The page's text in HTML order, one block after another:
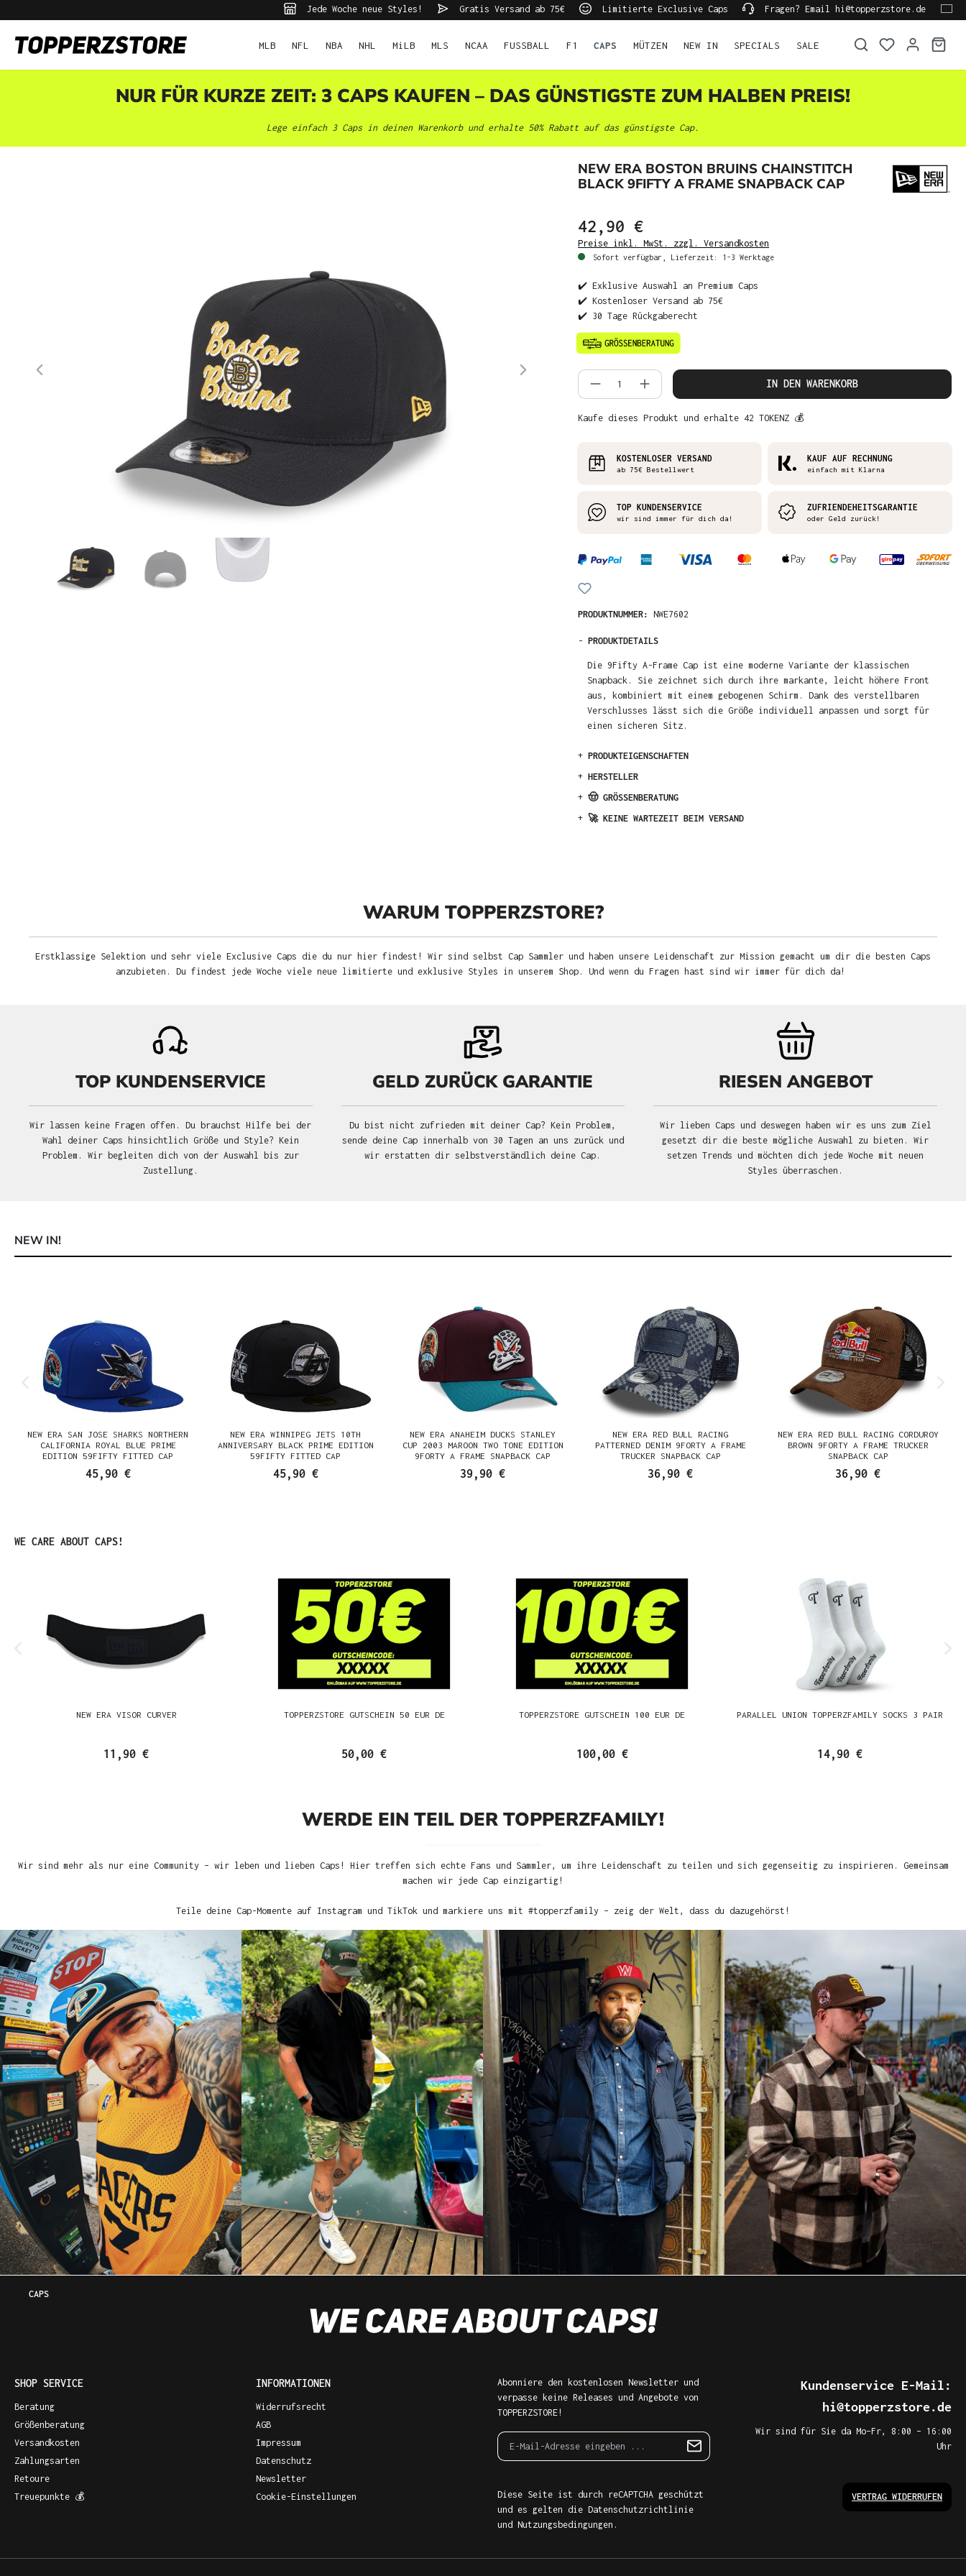
Jede Woche neue Styles! Gratis Versand ab 75€ Limitierte Exclusive Caps Fragen? Email hi@topperzstore.de
MLB NFL NBA NHL MiLB MLS NCAA FUSSBALL F1 CAPS MÜTZEN NEW IN SPECIALS SALE
NUR FÜR KURZE ZEIT: 3 CAPS KAUFEN – DAS GÜNSTIGSTE ZUM HALBEN PREIS!
Lege einfach 3 Caps in deinen Warenkorb und erhalte 50% Rabatt auf das günstigste Cap.
NEW ERA BOSTON BRUINS CHAINSTITCH
BLACK 9FIFTY A FRAME SNAPBACK CAP
42,90 €
Preise inkl. MwSt. zzgl. Versandkosten
Sofort verfügbar, Lieferzeit: 1-3 Werktage
✔️ Exklusive Auswahl an Premium Caps
✔️ Kostenloser Versand ab 75€
✔️ 30 Tage Rückgaberecht
Produkt Anzahl: Gib den gewünschten Wert
IN DEN WARENKORB
Kaufe dieses Produkt und erhalte 42 TOKENZ 💰
KOSTENLOSER VERSAND
ab 75€ Bestellwert
KAUF AUF RECHNUNG
einfach mit Klarna
TOP KUNDENSERVICE
wir sind immer für dich da!
ZUFRIENDEHEITSGARANTIE
oder Geld zurück!
PRODUKTNUMMER: NWE7602
- PRODUKTDETAILS
Die 9Fifty A-Frame Cap ist eine moderne Variante der klassischen
Snapback. Sie zeichnet sich durch ihre markante, leicht höhere Front
aus, kombiniert mit einem gebogenen Schirm. Dank des verstellbaren
Verschlusses lässt sich die Größe individuell anpassen und sorgt für
einen sicheren Sitz.
+ PRODUKTEIGENSCHAFTEN
+ HERSTELLER
+ 🤠 GRÖSSENBERATUNG
+ 🚀 KEINE WARTEZEIT BEIM VERSAND
WARUM TOPPERZSTORE?
Erstklassige Selektion und sehr viele Exclusive Caps die du nur hier findest! Wir sind selbst Cap Sammler und haben unsere Leidenschaft zur Mission gemacht um dir die besten Caps
anzubieten. Du findest jede Woche viele neue limitierte und exklusive Styles in unserem Shop. Und wenn du Fragen hast sind wir immer für dich da!
TOP KUNDENSERVICE
Wir lassen keine Fragen offen. Du brauchst Hilfe bei der
Wahl deiner Caps hinsichtlich Größe und Style? Kein
Problem. Wir begleiten dich von der Auswahl bis zur
Zustellung.
GELD ZURÜCK GARANTIE
Du bist nicht zufrieden mit deiner Cap? Kein Problem,
sende deine Cap innerhalb von 30 Tagen an uns zurück und
wir erstatten dir selbstverständlich deine Cap.
RIESEN ANGEBOT
Wir lieben Caps und deswegen haben wir es uns zum Ziel
gesetzt dir die beste mögliche Auswahl zu bieten. Wir
setzen Trends und möchten dich jede Woche mit neuen
Styles überraschen.
NEW IN!
NEW ERA SAN JOSE SHARKS NORTHERN
CALIFORNIA ROYAL BLUE PRIME
EDITION 59FIFTY FITTED CAP
45,90 €
NEW ERA WINNIPEG JETS 10TH
ANNIVERSARY BLACK PRIME EDITION
59FIFTY FITTED CAP
45,90 €
NEW ERA ANAHEIM DUCKS STANLEY
CUP 2003 MAROON TWO TONE EDITION
9FORTY A FRAME SNAPBACK CAP
39,90 €
NEW ERA RED BULL RACING
PATTERNED DENIM 9FORTY A FRAME
TRUCKER SNAPBACK CAP
36,90 €
NEW ERA RED BULL RACING CORDUROY
BROWN 9FORTY A FRAME TRUCKER
SNAPBACK CAP
36,90 €
Produktgalerie überspringen
WE CARE ABOUT CAPS!
NEW ERA VISOR CURVER
11,90 €
TOPPERZSTORE GUTSCHEIN 50 EUR DE
50,00 €
TOPPERZSTORE GUTSCHEIN 100 EUR DE
100,00 €
PARALLEL UNION TOPPERZFAMILY SOCKS 3 PAIR
14,90 €
WERDE EIN TEIL DER TOPPERZFAMILY!
Wir sind mehr als nur eine Community – wir leben und lieben Caps! Hier treffen sich echte Fans und Sammler, um ihre Leidenschaft zu teilen und sich gegenseitig zu inspirieren. Gemeinsam
machen wir jede Cap einzigartig!
Teile deine Cap-Momente auf Instagram und TikTok und markiere uns mit #topperzfamily – zeig der Welt, dass du dazugehörst!
CAPS
SHOP SERVICE
Beratung
Größenberatung
Versandkosten
Zahlungsarten
Retoure
Treuepunkte 💰
INFORMATIONEN
Widerrufsrecht
AGB
Impressum
Datenschutz
Newsletter
Cookie-Einstellungen
Abonniere den kostenlosen Newsletter und
verpasse keine Releases und Angebote von
TOPPERZSTORE!
Diese Seite ist durch reCAPTCHA geschützt
und es gelten die Datenschutzrichtlinie
und Nutzungsbedingungen .
Kundenservice E-Mail:
hi@topperzstore.de
Wir sind für Sie da Mo–Fr, 8:00 – 16:00
Uhr
VERTRAG WIDERRUFEN